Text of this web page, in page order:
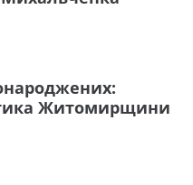
Житомирщини